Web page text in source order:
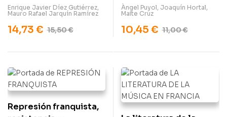
Enrique Javier Díez Gutiérrez,
Mauro Rafael Jarquín Ramírez
15,50€
14,73 €
Àngel Puyol, Joaquín Hortal,
Maite Cruz
11,00€
10,45 €
Represión franquista,